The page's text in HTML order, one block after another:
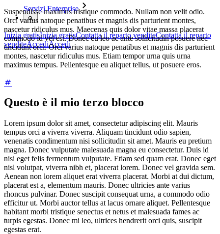
Servizi Enterprise
Inizia gratisInizia gratisContatta il reparto venditeContatta il reparto
venditeAccediAccedi
Suspendisse maximus tristique commodo. Nullam non velit odio.
Orci varius natoque penatibus et magnis dis parturient montes,
nascetur ridiculus mus. Maecenas quis dolor vitae massa placerat
commodo id vel est. Donec eu leo ac ante sollicitudin posuere nec
tincidunt orci. Orci varius natoque penatibus et magnis dis parturient
montes, nascetur ridiculus mus. Etiam tempor urna quis urna
maximus tempus. Pellentesque eu aliquet tellus, ut posuere eros.
Questo è il mio terzo blocco
Lorem ipsum dolor sit amet, consectetur adipiscing elit. Mauris
tempus orci a viverra viverra. Aliquam tincidunt odio sapien,
venenatis condimentum nisi sollicitudin sit amet. Mauris eu pretium
magna. Donec vulputate malesuada magna eu consectetur. Duis id
nisi eget felis fermentum vulputate. Etiam sed quam erat. Donec eget
nisl volutpat, viverra nibh et, placerat lorem. Donec vel gravida sem.
Aenean non lorem aliquet erat viverra placerat. Morbi at dui dictum,
placerat est a, elementum mauris. Donec ultricies ante varius
rhoncus pulvinar. Donec suscipit consequat urna, a commodo odio
efficitur ut. Morbi auctor tellus at lacus ornare aliquet. Pellentesque
habitant morbi tristique senectus et netus et malesuada fames ac
turpis egestas. Donec mi leo, ultrices hendrerit orci quis, suscipit
egestas erat.